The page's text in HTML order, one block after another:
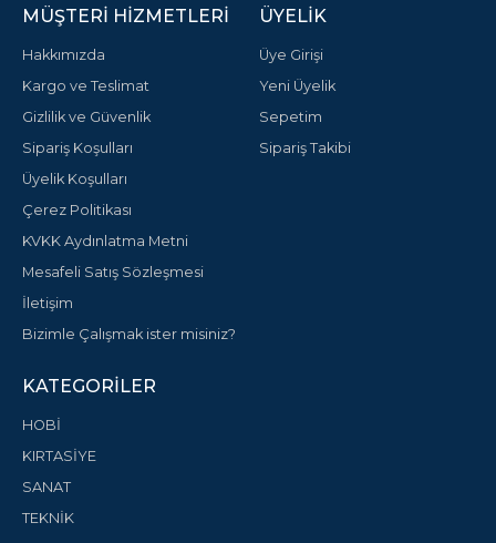
MÜŞTERI HIZMETLERI
Hakkımızda
Kargo ve Teslimat
Gizlilik ve Güvenlik
Sipariş Koşulları
Üyelik Koşulları
Çerez Politikası
KVKK Aydınlatma Metni
Mesafeli Satış Sözleşmesi
İletişim
Bizimle Çalışmak ister misiniz?
ÜYELIK
Üye Girişi
Yeni Üyelik
Sepetim
Sipariş Takibi
KATEGORILER
HOBİ
KIRTASİYE
SANAT
TEKNİK